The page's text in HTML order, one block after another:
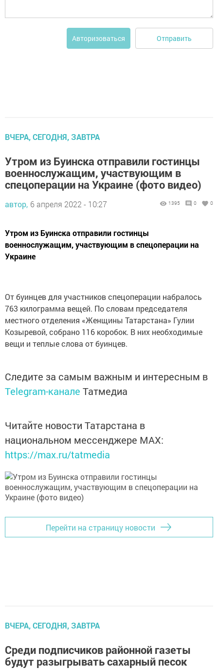
Авторизоваться Отправить
ВЧЕРА, СЕГОДНЯ, ЗАВТРА
Утром из Буинска отправили гостинцы
военнослужащим, участвующим в
спецоперации на Украине (фото видео)
автор, 6 апреля 2022 - 10:27 1395 0 0
Утром из Буинска отправили гостинцы
военнослужащим, участвующим в спецоперации на
Украине
От буинцев для участников спецоперации набралось
763 килограмма вещей. По словам председателя
местного отделения «Женщины Татарстана» Гулии
Козыревой, собрано 116 коробок. В них необходимые
вещи и теплые слова от буинцев.
Следите за самым важным и интересным в
Telegram-канале Татмедиа
Читайте новости Татарстана в
национальном мессенджере MАХ:
https://max.ru/tatmedia
Перейти на страницу новости
ВЧЕРА, СЕГОДНЯ, ЗАВТРА
Среди подписчиков районной газеты
будут разыгрывать сахарный песок